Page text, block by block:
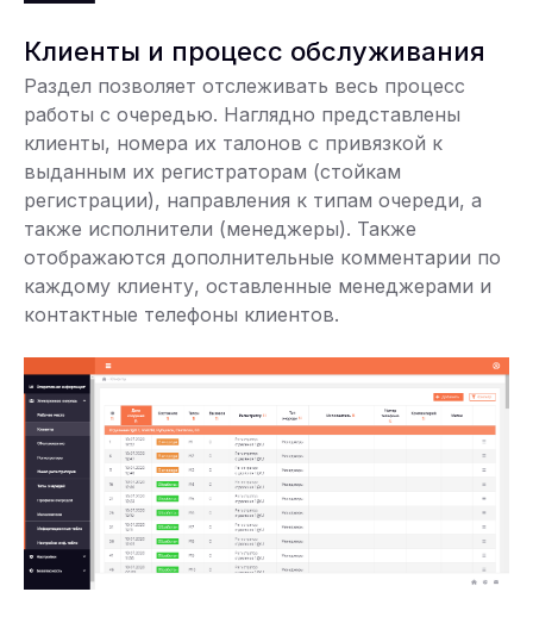
Клиенты и процесс обслуживания
Раздел позволяет отслеживать весь процесс
работы с очередью. Наглядно представлены
клиенты, номера их талонов с привязкой к
выданным их регистраторам (стойкам
регистрации), направления к типам очереди, а
также исполнители (менеджеры). Также
отображаются дополнительные комментарии по
каждому клиенту, оставленные менеджерами и
контактные телефоны клиентов.